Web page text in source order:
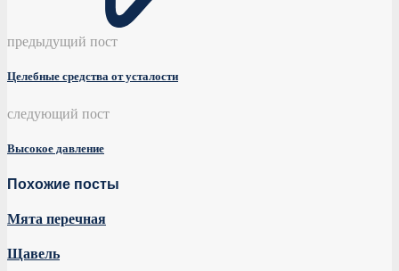
предыдущий пост
Целебные средства от усталости
следующий пост
Высокое давление
Похожие посты
Мята перечная
Щавель